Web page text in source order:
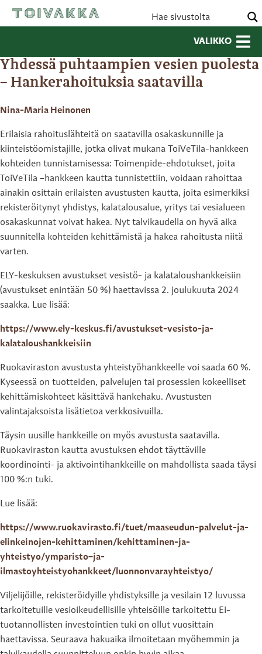
VALIKKO
Yhdessä puhtaampien vesien puolesta
– Hankerahoituksia saatavilla
Nina-Maria Heinonen
Erilaisia rahoituslähteitä on saatavilla osakaskunnille ja
kiinteistöomistajille, jotka olivat mukana ToiVeTila-hankkeen
kohteiden tunnistamisessa: Toimenpide-ehdotukset, joita
ToiVeTila –hankkeen kautta tunnistettiin, voidaan rahoittaa
ainakin osittain erilaisten avustusten kautta, joita esimerkiksi
rekisteröitynyt yhdistys, kalatalousalue, yritys tai vesialueen
osakaskunnat voivat hakea. Nyt talvikaudella on hyvä aika
suunnitella kohteiden kehittämistä ja hakea rahoitusta niitä
varten.
ELY-keskuksen avustukset vesistö- ja kalataloushankkeisiin
(avustukset enintään 50 %) haettavissa 2. joulukuuta 2024
saakka. Lue lisää:
https://www.ely-keskus.fi/avustukset-vesisto-ja-
kalataloushankkeisiin
Ruokaviraston avustusta yhteistyöhankkeelle voi saada 60 %.
Kyseessä on tuotteiden, palvelujen tai prosessien kokeelliset
kehittämiskohteet käsittävä hankehaku. Avustusten
valintajaksoista lisätietoa verkkosivuilla.
Täysin uusille hankkeille on myös avustusta saatavilla.
Ruokaviraston kautta avustuksen ehdot täyttäville
koordinointi- ja aktivointihankkeille on mahdollista saada täysi
100 %:n tuki.
Lue lisää:
https://www.ruokavirasto.fi/tuet/maaseudun-palvelut-ja-
elinkeinojen-kehittaminen/kehittaminen-ja-
yhteistyo/ymparisto–ja-
ilmastoyhteistyohankkeet/luonnonvarayhteistyo/
Viljelijöille, rekisteröidyille yhdistyksille ja vesilain 12 luvussa
tarkoitetuille vesioikeudellisille yhteisöille tarkoitettu Ei-
tuotannollisten investointien tuki on ollut vuosittain
haettavissa. Seuraava hakuaika ilmoitetaan myöhemmin ja